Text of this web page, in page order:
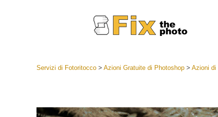
Collezioni
Servizi di Fotoritocco> Azioni Gratuite di Photoshop> Azioni di